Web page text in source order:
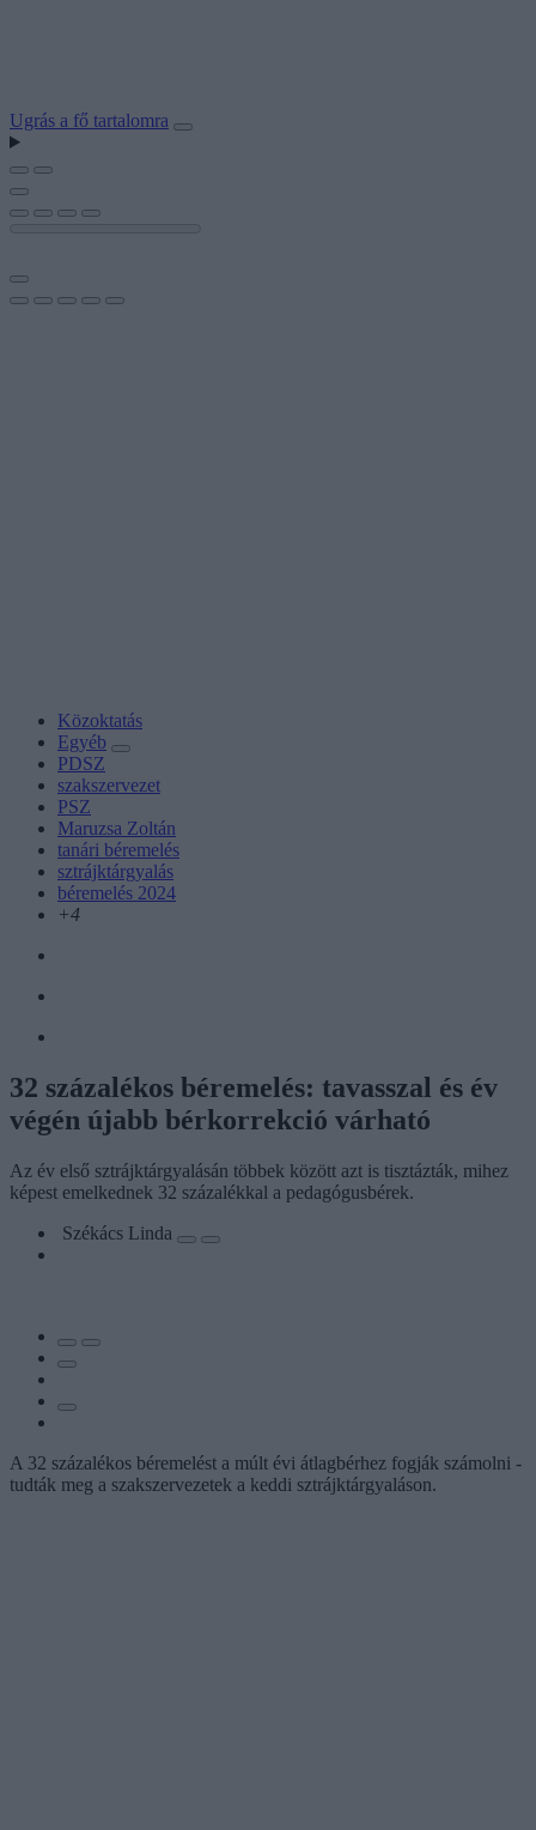
Ugrás a fő tartalomra
Közoktatás
Egyéb
PDSZ
szakszervezet
PSZ
Maruzsa Zoltán
tanári béremelés
sztrájktárgyalás
béremelés 2024
+4
32 százalékos béremelés: tavasszal és év
végén újabb bérkorrekció várható
Az év első sztrájktárgyalásán többek között azt is tisztázták, mihez
képest emelkednek 32 százalékkal a pedagógusbérek.
Székács Linda
A 32 százalékos béremelést a múlt évi átlagbérhez fogják számolni -
tudták meg a szakszervezetek a keddi sztrájktárgyaláson.